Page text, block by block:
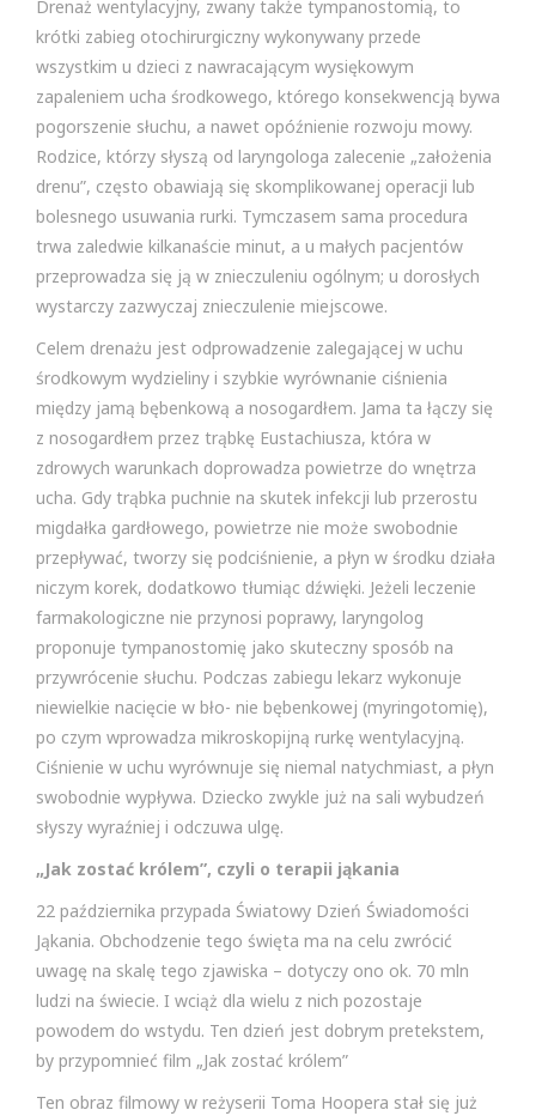
Drenaż wentylacyjny, zwany także tympanostomią, to
krótki zabieg otochirurgiczny wykonywany przede
wszystkim u dzieci z nawracającym wysiękowym
zapaleniem ucha środkowego, którego konsekwencją bywa
pogorszenie słuchu, a nawet opóźnienie rozwoju mowy.
Rodzice, którzy słyszą od laryngologa zalecenie „założenia
drenu”, często obawiają się skomplikowanej operacji lub
bolesnego usuwania rurki. Tymczasem sama procedura
trwa zaledwie kilkanaście minut, a u małych pacjentów
przeprowadza się ją w znieczuleniu ogólnym; u dorosłych
wystarczy zazwyczaj znieczulenie miejscowe.
Celem drenażu jest odprowadzenie zalegającej w uchu
środkowym wydzieliny i szybkie wyrównanie ciśnienia
między jamą bębenkową a nosogardłem. Jama ta łączy się
z nosogardłem przez trąbkę Eustachiusza, która w
zdrowych warunkach doprowadza powietrze do wnętrza
ucha. Gdy trąbka puchnie na skutek infekcji lub przerostu
migdałka gardłowego, powietrze nie może swobodnie
przepływać, tworzy się podciśnienie, a płyn w środku działa
niczym korek, dodatkowo tłumiąc dźwięki. Jeżeli leczenie
farmakologiczne nie przynosi poprawy, laryngolog
proponuje tympanostomię jako skuteczny sposób na
przywrócenie słuchu. Podczas zabiegu lekarz wykonuje
niewielkie nacięcie w bło- nie bębenkowej (myringotomię),
po czym wprowadza mikroskopijną rurkę wentylacyjną.
Ciśnienie w uchu wyrównuje się niemal natychmiast, a płyn
swobodnie wypływa. Dziecko zwykle już na sali wybudzeń
słyszy wyraźniej i odczuwa ulgę.
„Jak zostać królem”, czyli o terapii jąkania
22 października przypada Światowy Dzień Świadomości
Jąkania. Obchodzenie tego święta ma na celu zwrócić
uwagę na skalę tego zjawiska – dotyczy ono ok. 70 mln
ludzi na świecie. I wciąż dla wielu z nich pozostaje
powodem do wstydu. Ten dzień jest dobrym pretekstem,
by przypomnieć film „Jak zostać królem”
Ten obraz filmowy w reżyserii Toma Hoopera stał się już